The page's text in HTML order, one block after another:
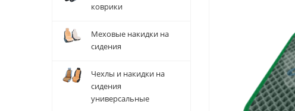
коврики
Меховые накидки на
сидения
Чехлы и накидки на
сидения
универсальные